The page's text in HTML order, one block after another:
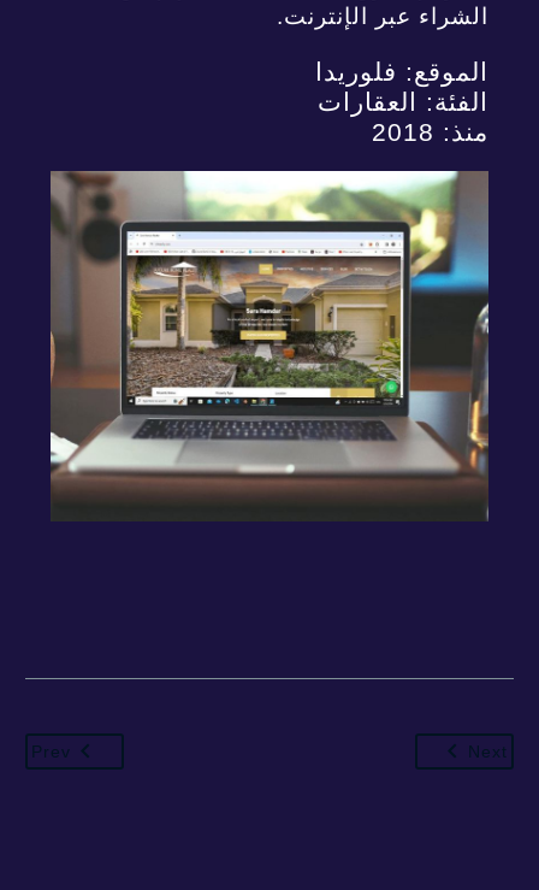
الشراء عبر الإنترنت.
الموقع: فلوريدا
الفئة: العقارات
منذ: 2018
Prev Next